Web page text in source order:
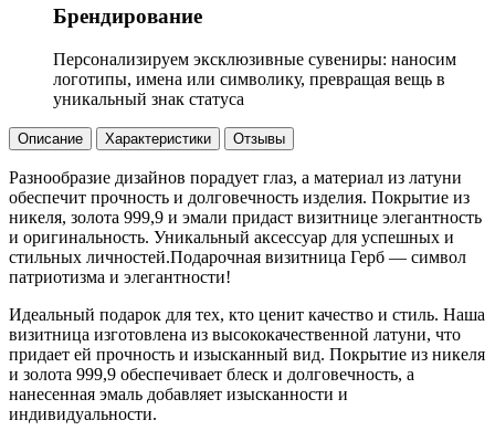
Брендирование
Персонализируем эксклюзивные сувениры: наносим
логотипы, имена или символику, превращая вещь в
уникальный знак статуса
Описание Характеристики Отзывы
Разнообразие дизайнов порадует глаз, а материал из латуни
обеспечит прочность и долговечность изделия. Покрытие из
никеля, золота 999,9 и эмали придаст визитнице элегантность
и оригинальность. Уникальный аксессуар для успешных и
стильных личностей.Подарочная визитница Герб — символ
патриотизма и элегантности!
Идеальный подарок для тех, кто ценит качество и стиль. Наша
визитница изготовлена из высококачественной латуни, что
придает ей прочность и изысканный вид. Покрытие из никеля
и золота 999,9 обеспечивает блеск и долговечность, а
нанесенная эмаль добавляет изысканности и
индивидуальности.